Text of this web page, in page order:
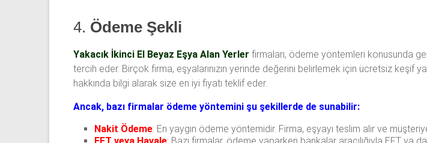
4. Ödeme Şekli
Yakacık İkinci El Beyaz Eşya Alan Yerler firmaları, ödeme yöntemleri konusunda
tercih eder. Birçok firma, eşyalarınızın yerinde değerini belirlemek için ücretsiz keşif
hakkında bilgi alarak size en iyi fiyatı teklif eder.
Ancak, bazı firmalar ödeme yöntemini şu şekillerde de sunabilir:
Nakit Ödeme: En yaygın ödeme yöntemidir. Firma, eşyayı teslim alır ve